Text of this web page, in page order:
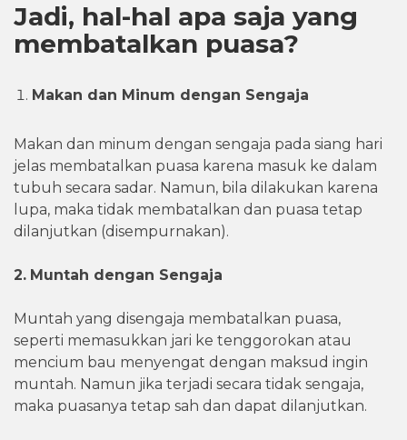
Jadi, hal-hal apa saja yang
membatalkan puasa?
Makan dan Minum dengan Sengaja
Makan dan minum dengan sengaja pada siang hari
jelas membatalkan puasa karena masuk ke dalam
tubuh secara sadar. Namun, bila dilakukan karena
lupa, maka tidak membatalkan dan puasa tetap
dilanjutkan (disempurnakan).
2. Muntah dengan Sengaja
Muntah yang disengaja membatalkan puasa,
seperti memasukkan jari ke tenggorokan atau
mencium bau menyengat dengan maksud ingin
muntah. Namun jika terjadi secara tidak sengaja,
maka puasanya tetap sah dan dapat dilanjutkan.